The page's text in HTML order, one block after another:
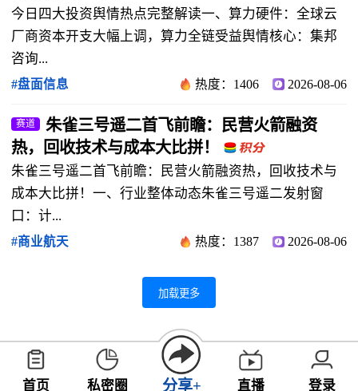
今日四大投资舆情热点完整解读一、算力硬件：全球云
厂商资本开支大幅上调，算力全链受益舆情核心：集邦
咨询...
#盘面信息 热度：1406 2026-08-06
赛道
朱雀三号遥二首飞前瞻：民营火箭融资
热，回收技术与成本大比拼！
朱雀三号遥二首飞前瞻：民营火箭融资热，回收技术与
成本大比拼！一、行业整体动态朱雀三号遥二发射窗
口：计...
#商业航天 热度：1387 2026-08-06
加载更多
首页 私密圈 分享+ 直播 登录